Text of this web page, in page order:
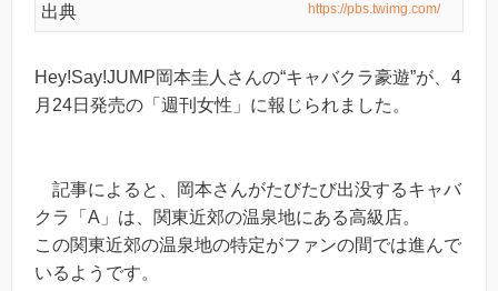
出典 https://pbs.twimg.com/
Hey!Say!JUMP岡本圭人さんの“キャバクラ豪遊”が、4
月24日発売の「週刊女性」に報じられました。
記事によると、岡本さんがたびたび出没するキャバ
クラ「A」は、関東近郊の温泉地にある高級店。
この関東近郊の温泉地の特定がファンの間では進んで
いるようです。